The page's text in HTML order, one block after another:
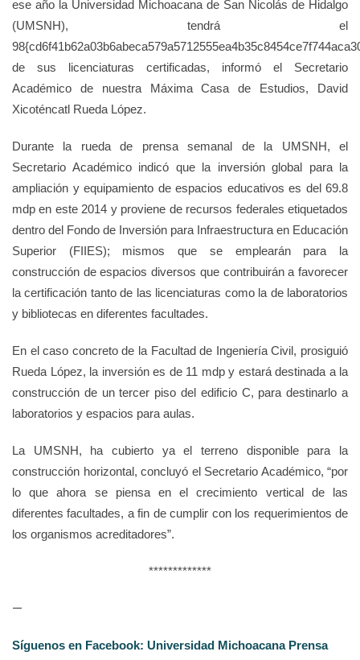
ese año la Universidad Michoacana de San Nicolás de Hidalgo
(UMSNH), tendrá el
de sus licenciaturas certificadas, informó el Secretario
Académico de nuestra Máxima Casa de Estudios, David
Xicoténcatl Rueda López.
Durante la rueda de prensa semanal de la UMSNH, el
Secretario Académico indicó que la inversión global para la
ampliación y equipamiento de espacios educativos es del 69.8
mdp en este 2014 y proviene de recursos federales etiquetados
dentro del Fondo de Inversión para Infraestructura en Educación
Superior (FIIES); mismos que se emplearán para la
construcción de espacios diversos que contribuirán a favorecer
la certificación tanto de las licenciaturas como la de laboratorios
y bibliotecas en diferentes facultades.
En el caso concreto de la Facultad de Ingeniería Civil, prosiguió
Rueda López, la inversión es de 11 mdp y estará destinada a la
construcción de un tercer piso del edificio C, para destinarlo a
laboratorios y espacios para aulas.
La UMSNH, ha cubierto ya el terreno disponible para la
construcción horizontal, concluyó el Secretario Académico, “por
lo que ahora se piensa en el crecimiento vertical de las
diferentes facultades, a fin de cumplir con los requerimientos de
los organismos acreditadores”.
*************
—
Síguenos en Facebook: Universidad Michoacana Prensa